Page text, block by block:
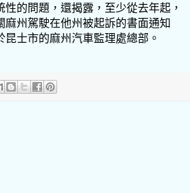
的問題，還揭露，至少從去年起，
州駕駛在他州被起訴的書面通知
士市的麻州汽車監理處總部。